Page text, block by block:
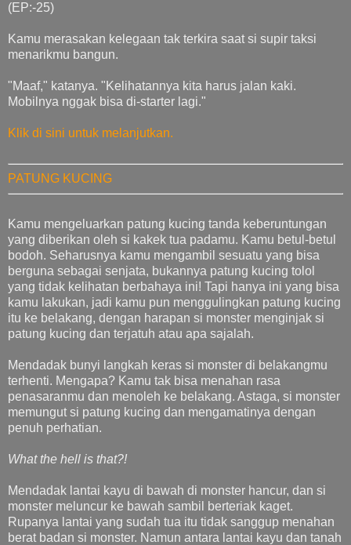
(EP:-25)
Kamu merasakan kelegaan tak terkira saat si supir taksi
menarikmu bangun.
"Maaf," katanya. "Kelihatannya kita harus jalan kaki.
Mobilnya nggak bisa di-starter lagi."
Klik di sini untuk melanjutkan.
PATUNG KUCING
Kamu mengeluarkan patung kucing tanda keberuntungan
yang diberikan oleh si kakek tua padamu. Kamu betul-betul
bodoh. Seharusnya kamu mengambil sesuatu yang bisa
berguna sebagai senjata, bukannya patung kucing tolol
yang tidak kelihatan berbahaya ini! Tapi hanya ini yang bisa
kamu lakukan, jadi kamu pun menggulingkan patung kucing
itu ke belakang, dengan harapan si monster menginjak si
patung kucing dan terjatuh atau apa sajalah.
Mendadak bunyi langkah keras si monster di belakangmu
terhenti. Mengapa? Kamu tak bisa menahan rasa
penasaranmu dan menoleh ke belakang. Astaga, si monster
memungut si patung kucing dan mengamatinya dengan
penuh perhatian.
What the hell is that?!
Mendadak lantai kayu di bawah di monster hancur, dan si
monster meluncur ke bawah sambil berteriak kaget.
Rupanya lantai yang sudah tua itu tidak sanggup menahan
berat badan si monster. Namun antara lantai kayu dan tanah